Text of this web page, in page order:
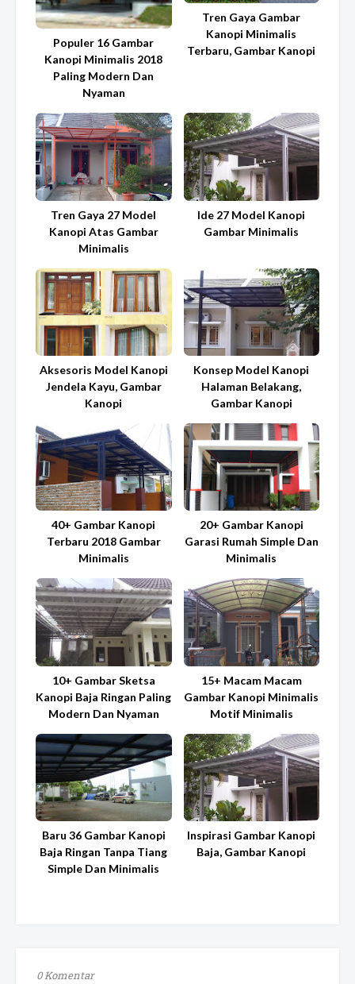
Populer 16 Gambar
Kanopi Minimalis 2018
Paling Modern Dan
Nyaman
Tren Gaya Gambar
Kanopi Minimalis
Terbaru, Gambar Kanopi
Tren Gaya 27 Model
Kanopi Atas Gambar
Minimalis
Ide 27 Model Kanopi
Gambar Minimalis
Aksesoris Model Kanopi
Jendela Kayu, Gambar
Kanopi
Konsep Model Kanopi
Halaman Belakang,
Gambar Kanopi
40+ Gambar Kanopi
Terbaru 2018 Gambar
Minimalis
20+ Gambar Kanopi
Garasi Rumah Simple Dan
Minimalis
10+ Gambar Sketsa
Kanopi Baja Ringan Paling
Modern Dan Nyaman
15+ Macam Macam
Gambar Kanopi Minimalis
Motif Minimalis
Baru 36 Gambar Kanopi
Baja Ringan Tanpa Tiang
Simple Dan Minimalis
Inspirasi Gambar Kanopi
Baja, Gambar Kanopi
0 Komentar